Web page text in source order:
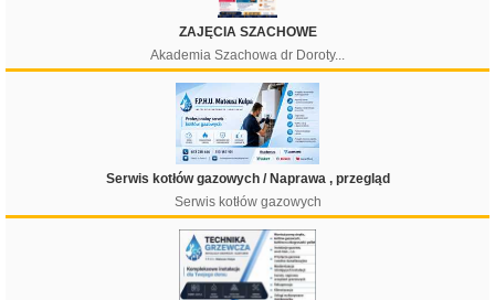
Filtruj
ZAJĘCIA SZACHOWE
Akademia Szachowa dr Doroty...
Serwis kotłów gazowych / Naprawa , przegląd
Serwis kotłów gazowych